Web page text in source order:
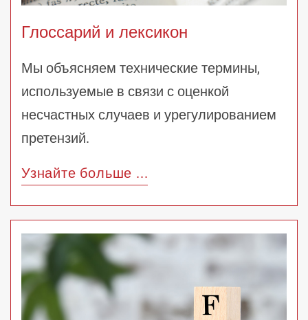
Глоссарий и лексикон
Мы объясняем технические термины,
используемые в связи с оценкой
несчастных случаев и урегулированием
претензий.
Узнайте больше ...